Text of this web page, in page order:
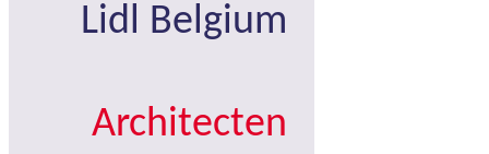
Lidl Belgium
Architecten